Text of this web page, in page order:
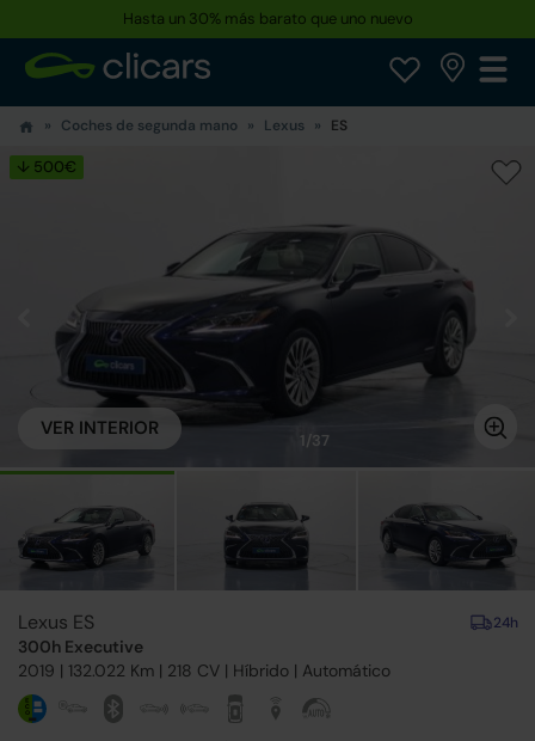
Hasta un 30% más barato que uno nuevo
Coches de segunda mano Lexus ES
↓ 500€
VER INTERIOR
1/37
Lexus ES
300h Executive
2019 | 132.022 Km | 218 CV | Híbrido | Automático
24h